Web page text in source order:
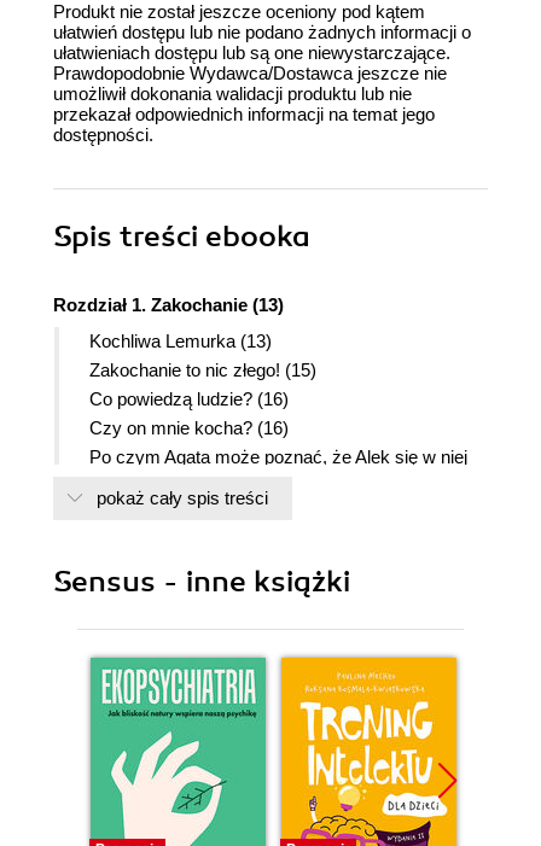
Produkt nie został jeszcze oceniony pod kątem
ułatwień dostępu lub nie podano żadnych informacji o
ułatwieniach dostępu lub są one niewystarczające.
Prawdopodobnie Wydawca/Dostawca jeszcze nie
umożliwił dokonania walidacji produktu lub nie
przekazał odpowiednich informacji na temat jego
dostępności.
Spis treści ebooka
Rozdział 1. Zakochanie (13)
Kochliwa Lemurka (13)
Zakochanie to nic złego! (15)
Co powiedzą ludzie? (16)
Czy on mnie kocha? (16)
Po czym Agata może poznać, że Alek się w niej
zakochał? (17)
Co sprzyja zakochanym? (21)
Jak reagują zakochane dziewczyny? (22)
O czym myślą zakochani chłopcy? (22)
Przestrogi dla zakochanych (23)
Rozdział 2. Oczarowanie (27)
Punkt widzenia Alka (27)
Co by było, gdyby... (29)
Kto miał rację? (29)
Co groziło Alkowi? (30)
Dlaczego właśnie Agata? (30)
pokaż cały spis treści
Sensus - inne książki